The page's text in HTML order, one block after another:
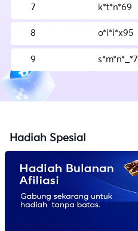
7 k*t*n*69
8 o*i*i*x95
9 s*m*n*_*7
Hadiah Spesial